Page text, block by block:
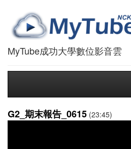
MyTube成功大學數位影音雲
G2_期末報告_0615 (23:45)